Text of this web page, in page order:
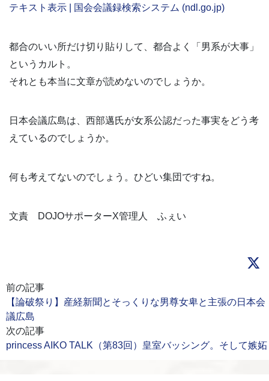
テキスト表示 | 国会会議録検索システム (ndl.go.jp)
都合のいい所だけ切り貼りして、都合よく「男系が大事」
というカルト。
それとも本当に文章が読めないのでしょうか。
日本会議広島は、西部邁氏が女系公認だった事実をどう考
えているのでしょうか。
何も考えてないのでしょう。ひどい集団ですね。
文責 DOJOサポーターX管理人 ふぇい
前の記事
【論破祭り】産経新聞とそっくりな男尊女卑と主張の日本会
議広島
次の記事
princess AIKO TALK（第83回）皇室バッシング。そして嫉妬